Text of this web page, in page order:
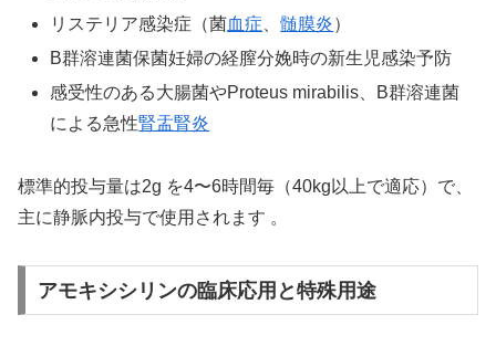
リステリア感染症（菌血症 、髄膜炎）
B群溶連菌保菌妊婦の経膣分娩時の新生児感染予防
感受性のある大腸菌やProteus mirabilis、B群溶連菌
による急性腎盂腎炎
標準的投与量は2g を4〜6時間毎（40kg以上で適応）で、
主に静脈内投与で使用されます 。
アモキシシリンの臨床応用と特殊用途